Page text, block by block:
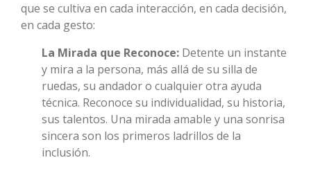
que se cultiva en cada interacción, en cada decisión,
en cada gesto:
La Mirada que Reconoce: Detente un instante
y mira a la persona, más allá de su silla de
ruedas, su andador o cualquier otra ayuda
técnica. Reconoce su individualidad, su historia,
sus talentos. Una mirada amable y una sonrisa
sincera son los primeros ladrillos de la
inclusión.